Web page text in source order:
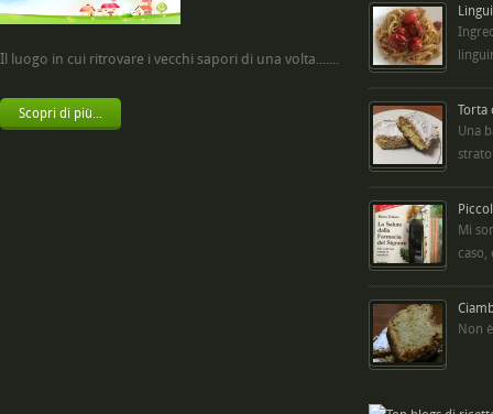
Il luogo in cui ritrovare i vecchi sapori di una volta.......
Scopri di più...
Torta
Una
Mi
caso,
Non